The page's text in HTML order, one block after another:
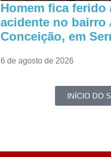
Homem fica ferido
acidente no bairro
Conceição, em
6 de agosto de 2026
INÍCIO DO